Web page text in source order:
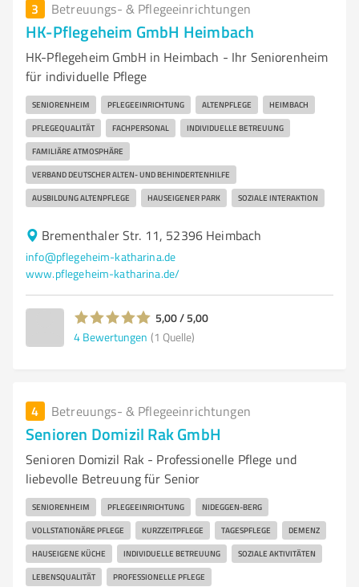
3 Betreuungs- & Pflegeeinrichtungen
HK-Pflegeheim GmbH Heimbach
HK-Pflegeheim GmbH in Heimbach - Ihr Seniorenheim
für individuelle Pflege
SENIORENHEIM PFLEGEEINRICHTUNG ALTENPFLEGE HEIMBACH
PFLEGEQUALITÄT FACHPERSONAL INDIVIDUELLE BETREUUNG
FAMILIÄRE ATMOSPHÄRE
VERBAND DEUTSCHER ALTEN- UND BEHINDERTENHILFE
AUSBILDUNG ALTENPFLEGE HAUSEIGENER PARK SOZIALE INTERAKTION
Brementhaler Str. 11, 52396 Heimbach
info@pflegeheim-katharina.de
www.pflegeheim-katharina.de/
5,00 / 5,00
4 Bewertungen (1 Quelle)
4 Betreuungs- & Pflegeeinrichtungen
Senioren Domizil Rak GmbH
Senioren Domizil Rak - Professionelle Pflege und
liebevolle Betreuung für Senior
SENIORENHEIM PFLEGEEINRICHTUNG NIDEGGEN-BERG
VOLLSTATIONÄRE PFLEGE KURZZEITPFLEGE TAGESPFLEGE DEMENZ
HAUSEIGENE KÜCHE INDIVIDUELLE BETREUUNG SOZIALE AKTIVITÄTEN
LEBENSQUALITÄT PROFESSIONELLE PFLEGE